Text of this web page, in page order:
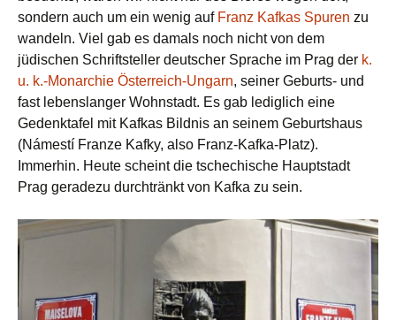
sondern auch um ein wenig auf Franz Kafkas Spuren zu
wandeln. Viel gab es damals noch nicht von dem
jüdischen Schriftsteller deutscher Sprache im Prag der k.
u. k.-Monarchie Österreich-Ungarn, seiner Geburts- und
fast lebenslanger Wohnstadt. Es gab lediglich eine
Gedenktafel mit Kafkas Bildnis an seinem Geburtshaus
(Námestí Franze Kafky, also Franz-Kafka-Platz).
Immerhin. Heute scheint die tschechische Hauptstadt
Prag geradezu durchtränkt von Kafka zu sein.